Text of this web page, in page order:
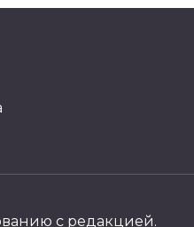
с редакцией.